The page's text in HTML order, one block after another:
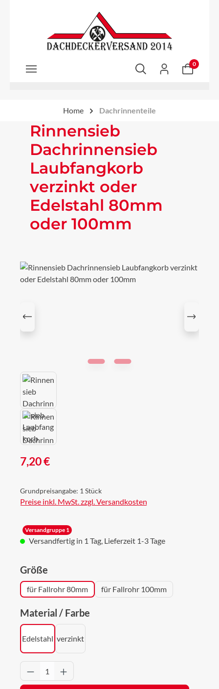
Zum Hauptinhalt springen
0
Home Dachrinnenteile
Rinnensieb
Dachrinnensieb
Laubfangkorb
verzinkt oder
Edelstahl 80mm
oder 100mm
Bildergalerie überspringen
Regulärer Preis:
7,20 €
Grundpreisangabe: 1 Stück
Preise inkl. MwSt. zzgl. Versandkosten
Versandgruppe 1
Versandfertig in 1 Tag, Lieferzeit 1-3 Tage
Größe
für Fallrohr 80mm für Fallrohr 100mm
Material / Farbe
Edelstahl verzinkt
Produkt Anzahl: Gib den gewünschten